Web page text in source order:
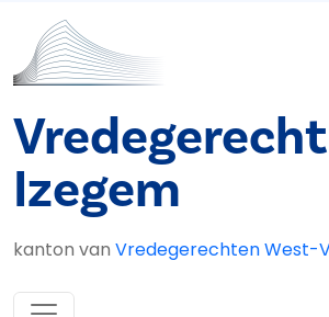
Vredegerecht
Izegem
kanton van Vredegerechten West-